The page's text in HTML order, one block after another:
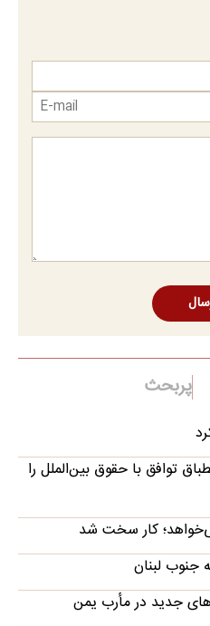
پربحث
توافق با حقوق بین‌الملل را
کار سخت شد
جنوب لبنان
جدید در مأرب یمن